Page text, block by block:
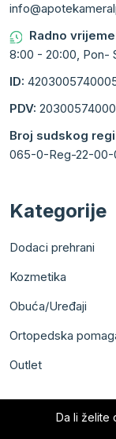
Radno
8:00 - 20:00, Pon-
ID:
PDV:
Broj sudskog
065-0-Reg-22-00-
Kategorije
Dodaci prehrani
Kozmetika
Obuća/Uređaji
Ortopedska
Outlet
Da li želite